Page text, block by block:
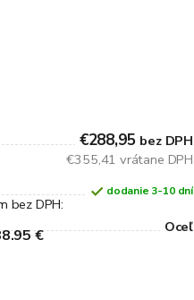
€288,95 bez DPH
€355,41 vrátane DPH
dodanie 3-10 dní
Oceľ
bez DPH:
€